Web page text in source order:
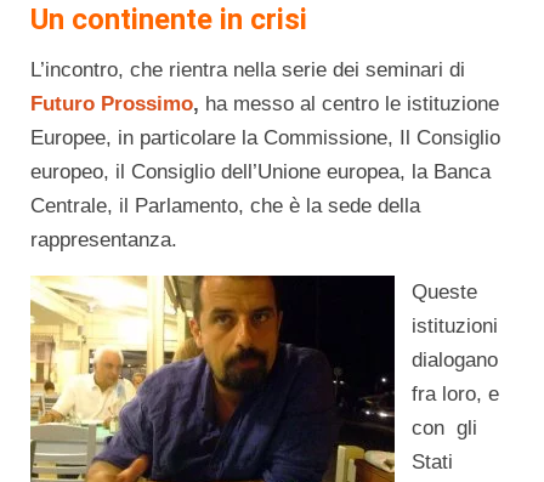
Un continente in crisi
L’incontro, che rientra nella serie dei seminari di
Futuro Prossimo, ha messo al centro le istituzione
Europee, in particolare la Commissione, Il Consiglio
europeo, il Consiglio dell’Unione europea, la Banca
Centrale, il Parlamento, che è la sede della
rappresentanza.
Queste
istituzioni
dialogano
fra loro, e
con gli
Stati